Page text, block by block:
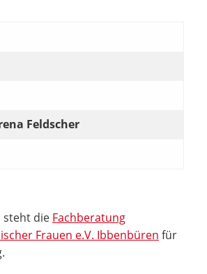
Feldscher
steht die Fachberatung
Frauen e.V. Ibbenbüren für